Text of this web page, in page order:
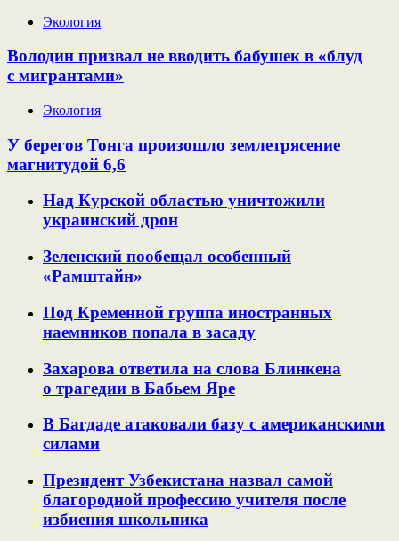
Экология
Володин призвал не вводить бабушек в «блуд
с мигрантами»
Экология
У берегов Тонга произошло землетрясение
магнитудой 6,6
Над Курской областью уничтожили
украинский дрон
Зеленский пообещал особенный
«Рамштайн»
Под Кременной группа иностранных
наемников попала в засаду
Захарова ответила на слова Блинкена
о трагедии в Бабьем Яре
В Багдаде атаковали базу с американскими
силами
Президент Узбекистана назвал самой
благородной профессию учителя после
избиения школьника